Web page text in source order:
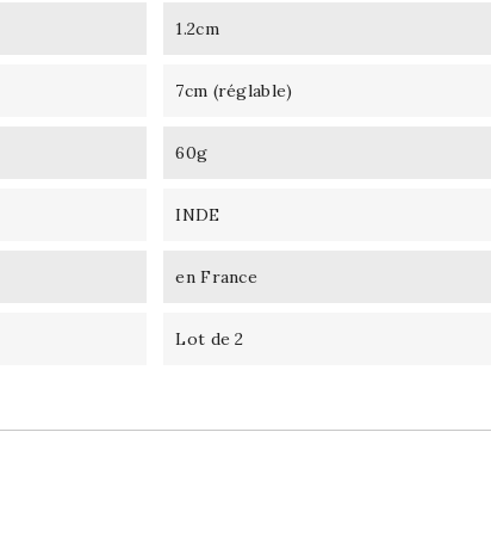
1.2cm
7cm (réglable)
60g
INDE
en France
Lot de 2